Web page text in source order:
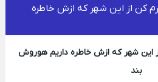
کن از این شهر که ازش خاطره
این شهر که ازش خاطره داریم هوروش
بند